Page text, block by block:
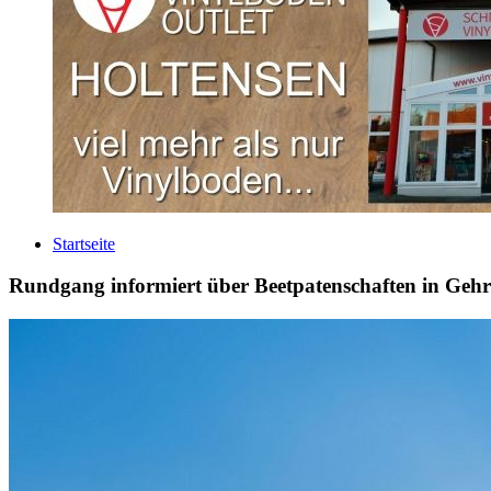
Startseite
Rundgang informiert über Beetpatenschaften in